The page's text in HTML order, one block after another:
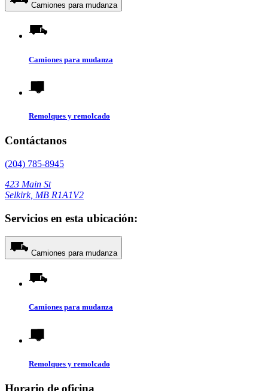
Camiones para mudanza
Camiones para mudanza
Remolques y remolcado
Contáctanos
(204) 785-8945
423 Main St
Selkirk, MB R1A1V2
Servicios en esta ubicación:
Camiones para mudanza
Camiones para mudanza
Remolques y remolcado
Horario de oficina